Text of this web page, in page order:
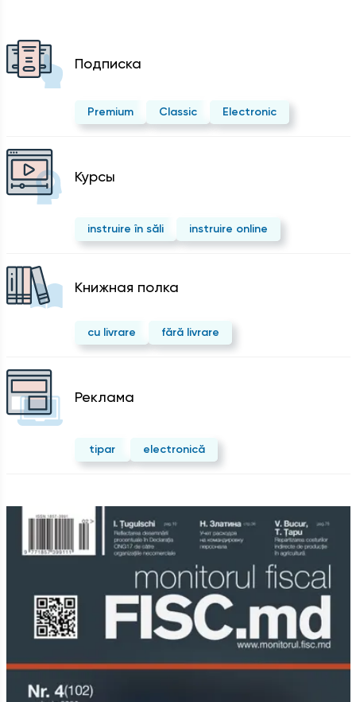
Подписка
Premium Classic Electronic
Курсы
instruire în săli instruire online
Kнижная полка
cu livrare fără livrare
Реклама
tipar electronică